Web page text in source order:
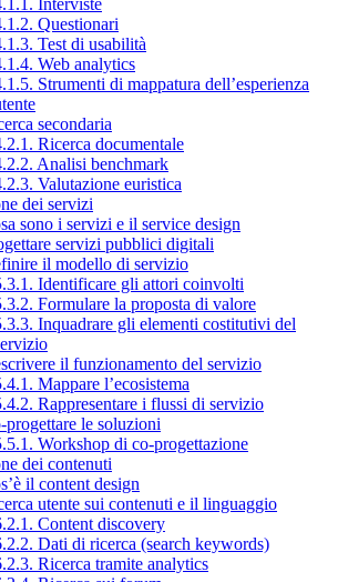
Interviste
Questionari
Test di usabilità
Web analytics
Strumenti di mappatura dell’esperienza
secondaria
Ricerca documentale
Analisi benchmark
Valutazione euristica
dei servizi
sono i servizi e il service design
servizi pubblici digitali
il modello di servizio
Identificare gli attori coinvolti
Formulare la proposta di valore
Inquadrare gli elementi costitutivi del
il funzionamento del servizio
Mappare l’ecosistema
Rappresentare i flussi di servizio
progettare le soluzioni
Workshop di co-progettazione
dei contenuti
il content design
utente sui contenuti e il linguaggio
Content discovery
Dati di ricerca (search keywords)
Ricerca tramite analytics